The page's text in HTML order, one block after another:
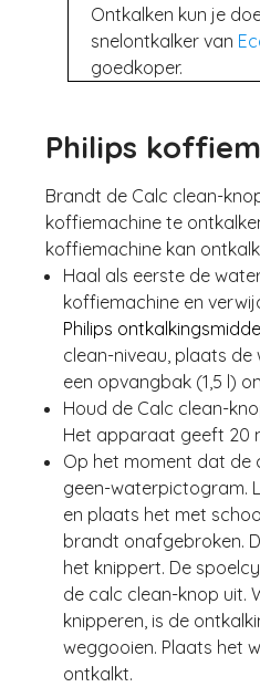
Ontkalken kun je
snelontkalker van
goedkoper.
Philips
Brandt de Calc clean-
koffiemachine te
koffiemachine kan
Haal als eerste de
koffiemachine en
Philips
clean-niveau, plaats
een opvangbak (1,5 l)
Houd de Calc clean-
Het apparaat geeft 20
Op het moment dat de
geen-waterpictogram.
en plaats het met
brandt onafgebroken.
het knippert. De
de calc clean-knop uit.
knipperen, is de
weggooien. Plaats het
ontkalkt.